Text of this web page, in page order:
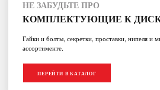
НЕ ЗАБУДЬТЕ ПРО
КОМПЛЕКТУЮЩИЕ К
Гайки и болты, секретки, проставки, нипеля и
ассортименте.
ПЕРЕЙТИ В КАТАЛОГ